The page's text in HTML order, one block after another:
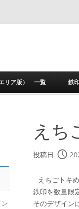
リア版） 一覧 鉄
えち
投稿日
えちごトキ
鉄印を数量限
そのデザイン